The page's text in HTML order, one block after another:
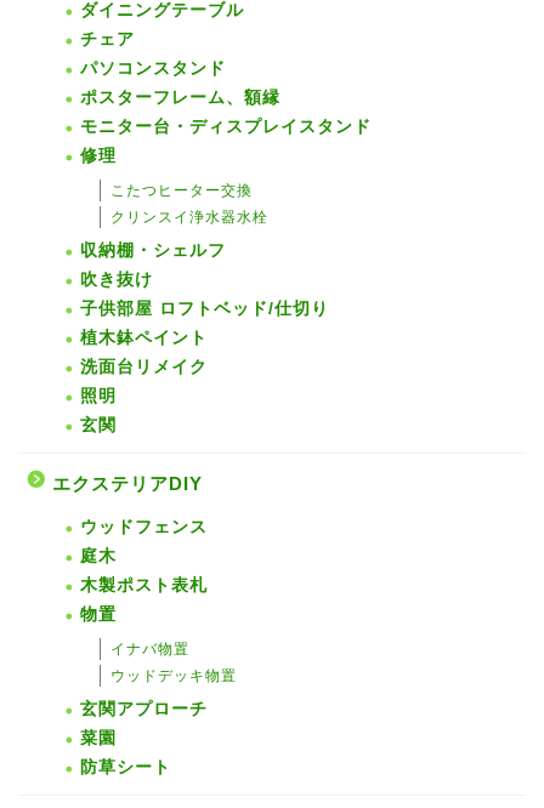
ダイニングテーブル
チェア
パソコンスタンド
ポスターフレーム、額縁
モニター台・ディスプレイスタンド
修理
こたつヒーター交換
クリンスイ浄水器水栓
収納棚・シェルフ
吹き抜け
子供部屋 ロフトベッド/仕切り
植木鉢ペイント
洗面台リメイク
照明
玄関
エクステリアDIY
ウッドフェンス
庭木
木製ポスト表札
物置
イナバ物置
ウッドデッキ物置
玄関アプローチ
菜園
防草シート